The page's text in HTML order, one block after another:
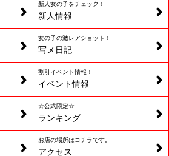
新人女の子をチェック！
新人情報
女の子の激レアショット！
写メ日記
割引イベント情報！
イベント情報
☆公式限定☆
ランキング
お店の場所はコチラです。
アクセス